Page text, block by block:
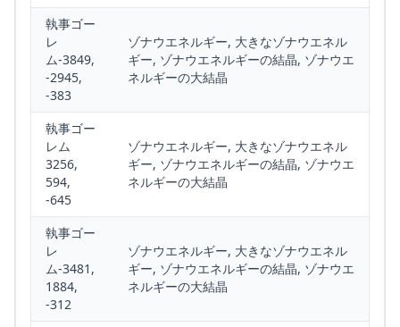
執事ゴー
レ
ム-3849,
-2945,
-383
ゾナウエネルギー, 大きなゾナウエネル
ギー, ゾナウエネルギーの結晶, ゾナウエ
ネルギーの大結晶
執事ゴー
レム
3256,
594,
-645
ゾナウエネルギー, 大きなゾナウエネル
ギー, ゾナウエネルギーの結晶, ゾナウエ
ネルギーの大結晶
執事ゴー
レ
ム-3481,
1884,
-312
ゾナウエネルギー, 大きなゾナウエネル
ギー, ゾナウエネルギーの結晶, ゾナウエ
ネルギーの大結晶